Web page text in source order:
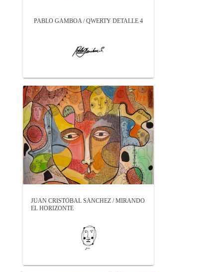
PABLO GAMBOA / QWERTY DETALLE 4
JUAN CRISTÓBAL SÁNCHEZ / MIRANDO
EL HORIZONTE